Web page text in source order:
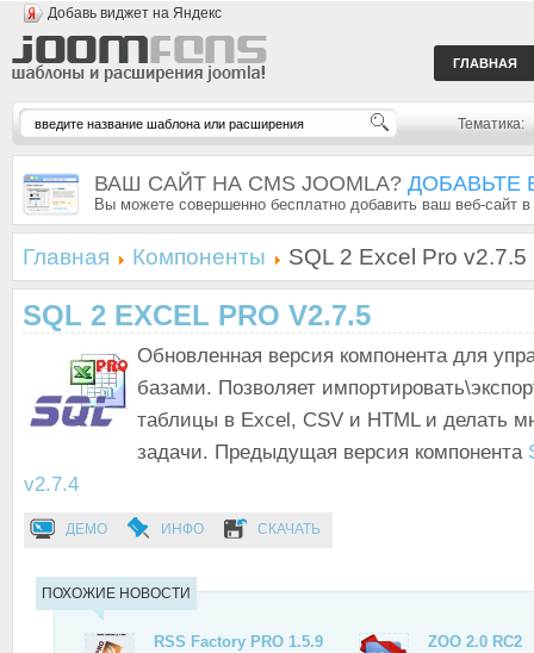
Добавь виджет на Яндекс
ГЛАВНАЯ
Тематика:
ВАШ САЙТ НА CMS JOOMLA? ДОБАВЬТЕ
Вы можете совершенно бесплатно добавить ваш веб-сайт
Главная Компоненты SQL 2 Excel Pro v2.7.5
SQL 2 EXCEL PRO V2.7.5
Обновленная версия компонента для
базами. Позволяет
таблицы в Excel, CSV и HTML и делать
задачи. Предыдущая версия компонента
v2.7.4
ДЕМО ИНФО СКАЧАТЬ
ПОХОЖИЕ НОВОСТИ
RSS Factory PRO 1.5.9
ZOO 2.0 RC2